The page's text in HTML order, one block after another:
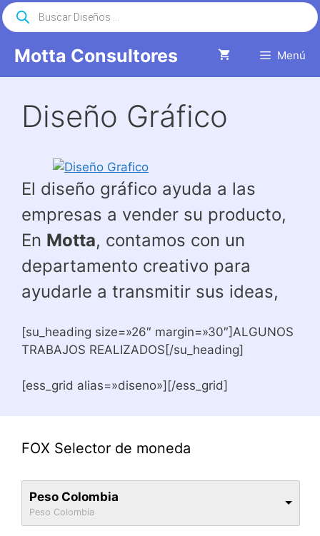
Saltar
al
Motta Consultores Menú
Búsqueda
de
productos
Diseño Gráfico
El diseño gráfico ayuda a las
empresas a vender su producto,
En Motta, contamos con un
departamento creativo para
ayudarle a transmitir sus ideas,
[su_heading size=»26″ margin=»30″]ALGUNOS
TRABAJOS REALIZADOS[/su_heading]
[ess_grid alias=»diseno»][/ess_grid]
FOX Selector de moneda
Peso Colombia
Peso Colombia